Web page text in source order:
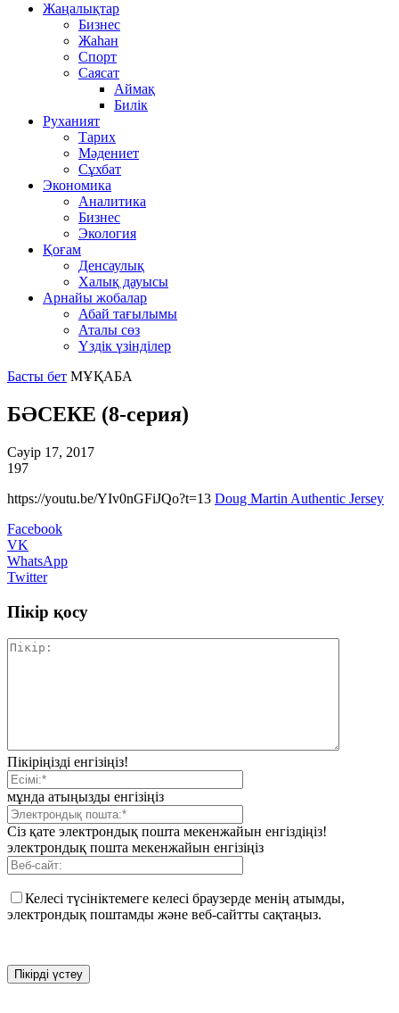
Жаңалықтар
Бизнес
Жаһан
Спорт
Саясат
Аймақ
Билік
Руханият
Тарих
Мәдениет
Сұхбат
Экономика
Аналитика
Бизнес
Экология
Қоғам
Денсаулық
Халық дауысы
Арнайы жобалар
Абай тағылымы
Аталы сөз
Үздік үзінділер
Басты бет МҰҚАБА
БӘСЕКЕ (8-серия)
Сәуір 17, 2017
197
https://youtu.be/YIv0nGFiJQo?t=13 Doug Martin Authentic Jersey
Facebook
VK
WhatsApp
Twitter
Пікір қосу
Пікіріңізді енгізіңіз!
мұнда атыңызды енгізіңіз
Сіз қате электрондық пошта мекенжайын енгіздіңіз!
электрондық пошта мекенжайын енгізіңіз
Келесі түсініктемеге келесі браузерде менің атымды,
электрондық поштамды және веб-сайтты сақтаңыз.